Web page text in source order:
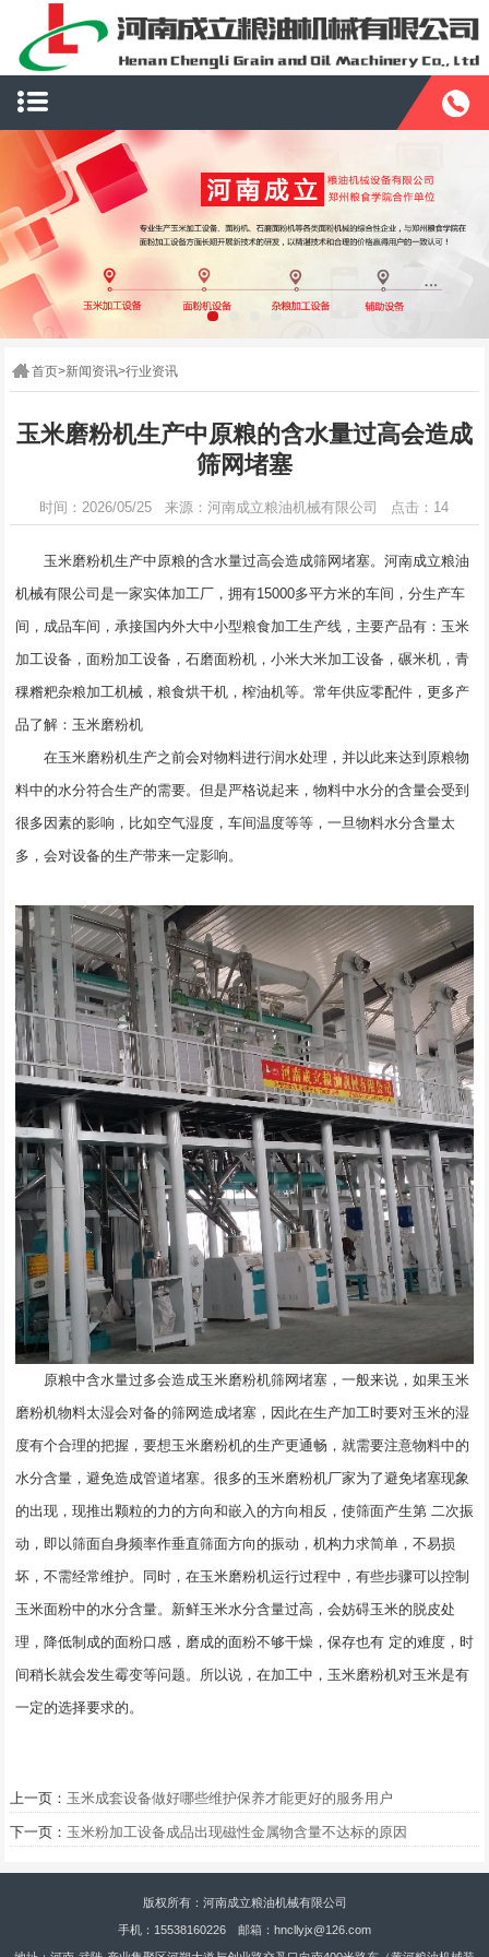
首页>新闻资讯>行业资讯
玉米磨粉机生产中原粮的含水量过高会造成
筛网堵塞
时间：2026/05/25 来源：河南成立粮油机械有限公司 点击：14
玉米磨粉机生产中原粮的含水量过高会造成筛网堵塞。河南成立粮油
机械有限公司是一家实体加工厂，拥有15000多平方米的车间，分生产车
间，成品车间，承接国内外大中小型粮食加工生产线，主要产品有：玉米
加工设备，面粉加工设备，石磨面粉机，小米大米加工设备，碾米机，青
稞糌粑杂粮加工机械，粮食烘干机，榨油机等。常年供应零配件，更多产
品了解： 玉米磨粉机
在玉米磨粉机生产之前会对物料进行润水处理，并以此来达到原粮物
料中的水分符合生产的需要。但是严格说起来，物料中水分的含量会受到
很多因素的影响，比如空气湿度，车间温度等等，一旦物料水分含量太
多，会对设备的生产带来一定影响。
原粮中含水量过多会造成玉米磨粉机筛网堵塞，一般来说，如果玉米
磨粉机物料太湿会对备的筛网造成堵塞，因此在生产加工时要对玉米的湿
度有个合理的把握，要想玉米磨粉机的生产更通畅，就需要注意物料中的
水分含量，避免造成管道堵塞。很多的玉米磨粉机厂家为了避免堵塞现象
的出现，现推出颗粒的力的方向和嵌入的方向相反，使筛面产生第 二次振
动，即以筛面自身频率作垂直筛面方向的振动，机构力求简单，不易损
坏，不需经常维护。同时，在玉米磨粉机运行过程中，有些步骤可以控制
玉米面粉中的水分含量。新鲜玉米水分含量过高，会妨碍玉米的脱皮处
理，降低制成的面粉口感，磨成的面粉不够干燥，保存也有 定的难度，时
间稍长就会发生霉变等问题。所以说，在加工中，玉米磨粉机对玉米是有
一定的选择要求的。
上一页： 玉米成套设备做好哪些维护保养才能更好的服务用户
下一页： 玉米粉加工设备成品出现磁性金属物含量不达标的原因
版权所有：河南成立粮油机械有限公司
手机：15538160226 邮箱：hncllyjx@126.com